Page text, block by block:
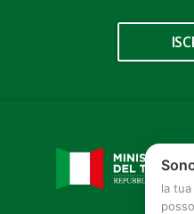
la